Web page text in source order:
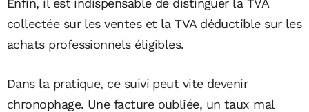
collectée sur les ventes et la TVA déductible sur les
achats professionnels éligibles.
Dans la pratique, ce suivi peut vite devenir
chronophage. Une facture oubliée, un taux mal